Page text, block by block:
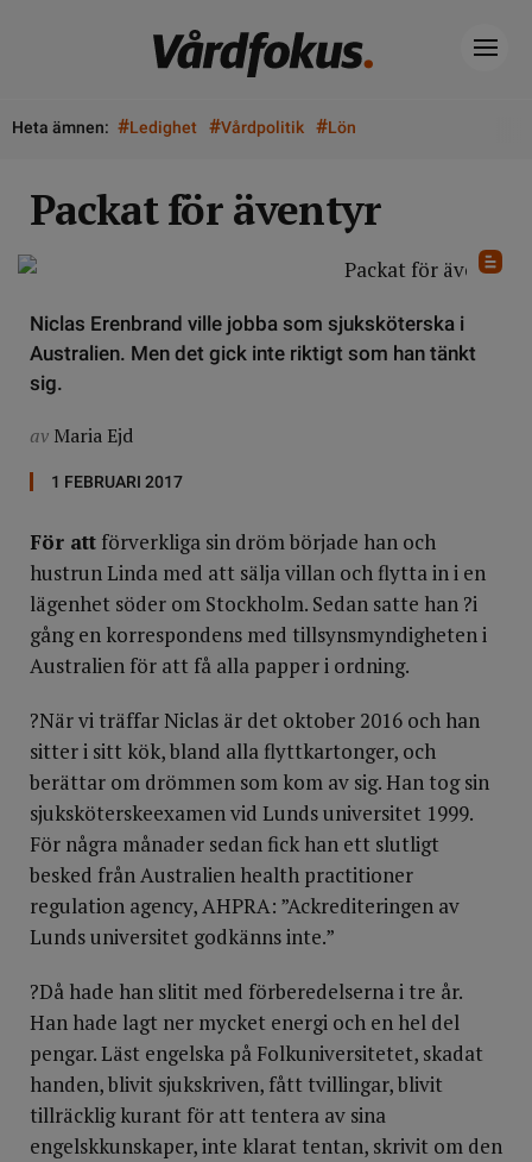
Heta ämnen: #Ledighet #Vårdpolitik #Lön
Packat för äventyr
Niclas Erenbrand ville jobba som sjuksköterska i
Australien. Men det gick inte riktigt som han tänkt
sig.
av Maria Ejd
1 FEBRUARI 2017
För att förverkliga sin dröm började han och
hustrun Linda med att sälja villan och flytta in i en
lägenhet söder om Stockholm. Sedan satte han ?i
gång en korrespondens med tillsynsmyndig­heten i
Australien för att få alla papper i ordning.
?När vi träffar Niclas är det oktober 2016 och han
sitter i sitt kök, bland alla flyttkartonger, och
berättar om drömmen som kom av sig. Han tog sin
sjuksköterskeexamen vid Lunds universitet 1999.
För några månader sedan fick han ett slutligt
besked från Australien health practitioner
regulation agency, AHPRA: ”Ackrediteringen av
Lunds universitet godkänns inte.”
?Då hade han slitit med förberedelserna i tre år.
Han hade lagt ner mycket energi och en hel del
pengar. Läst engelska på Folkuniversitetet, skadat
handen, blivit sjukskriven, fått tvillingar, blivit
tillräcklig kurant för att tentera av sina
engelskkunskaper, inte klarat tentan, skrivit om den